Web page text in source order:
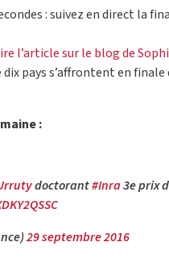
: suivez en direct la
l’article sur le blog de
pays s’affrontent en finale
:
doctorant#Inra3e prix
29 septembre 2016